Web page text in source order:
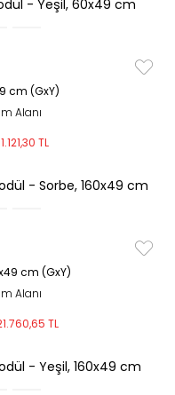
cm (GxY)
Alanı
TL
cm (GxY)
Alanı
TL